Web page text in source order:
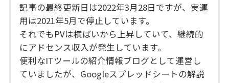
記事の最終更新日は2022年3月28日ですが、実運
用は2021年5月で停止しています。
それでもPVは横ばいから上昇していて、継続的
にアドセンス収入が発生しています。
便利なITツールの紹介情報ブログとして運営し
ていましたが、Googleスプレッドシートの解説